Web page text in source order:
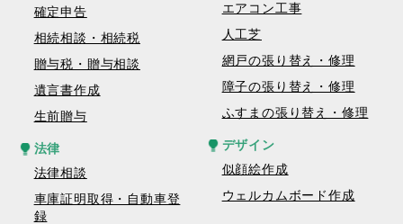
確定申告
相続相談・相続税
贈与税・贈与相談
遺言書作成
生前贈与
法律
法律相談
車庫証明取得・自動車登
録
エアコン工事
人工芝
網戸の張り替え・修理
障子の張り替え・修理
ふすまの張り替え・修理
デザイン
似顔絵作成
ウェルカムボード作成